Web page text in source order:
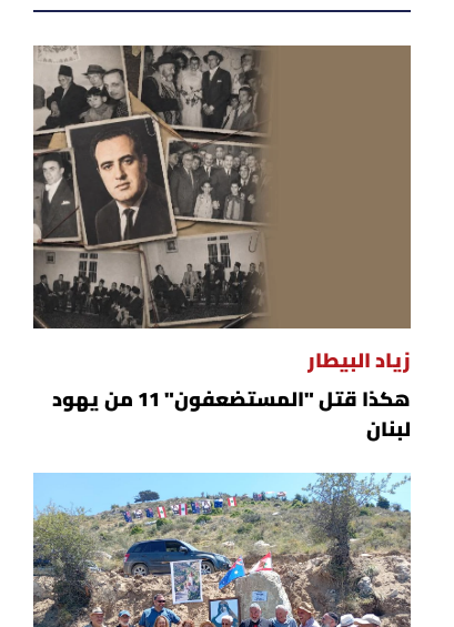
زياد البيطار
هكذا قتل "المستضعفون" 11 من يهود
لبنان